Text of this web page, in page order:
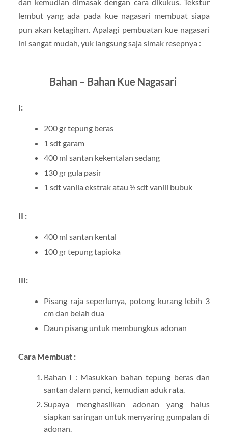
lembut yang ada pada kue nagasari membuat siapa
pun akan ketagihan. Apalagi pembuatan kue nagasari
ini sangat mudah, yuk langsung saja simak resepnya :
Bahan – Bahan Kue Nagasari
I:
200 gr tepung beras
1 sdt garam
400 ml santan kekentalan sedang
130 gr gula pasir
1 sdt vanila ekstrak atau ½ sdt vanili bubuk
II :
400 ml santan kental
100 gr tepung tapioka
III:
Pisang raja seperlunya, potong kurang lebih 3
cm dan belah dua
Daun pisang untuk membungkus adonan
Cara Membuat :
Bahan I : Masukkan bahan tepung beras dan
santan dalam panci, kemudian aduk rata.
Supaya menghasilkan adonan yang halus
siapkan saringan untuk menyaring gumpalan di
adonan.